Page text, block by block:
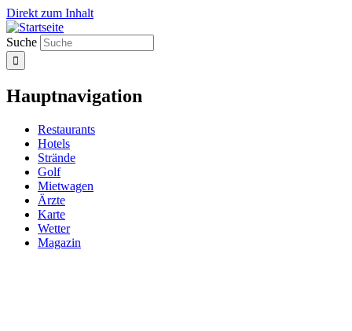
Direkt zum Inhalt
Suche
Hauptnavigation
Restaurants
Hotels
Strände
Golf
Mietwagen
Ärzte
Karte
Wetter
Magazin